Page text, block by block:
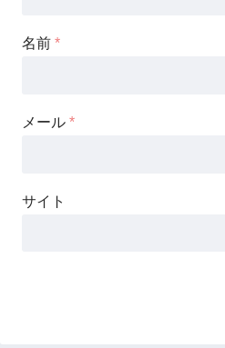
名前 *
メール *
サイト